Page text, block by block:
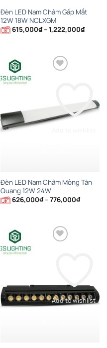
Đèn LED Nam Châm Gấp Mắt
12W 18W NCLXGM
615,000₫–1,222,000₫Khoảng
giá:
Đèn LED Nam Châm Mỏng Tán
Quang 12W 24W
626,000₫–776,000₫Khoảng
Add to wishlist